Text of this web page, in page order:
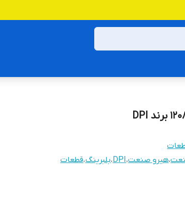
،هیرو صنعت،DPI،بلبرینگ،قطعات